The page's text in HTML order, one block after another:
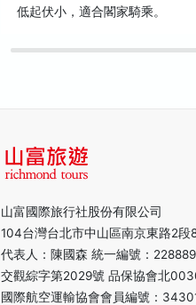
低起伏小，適合閣家騎乘。
山富國際旅行社股份有限公司
104台灣台北市中山區南京東路2段
代表人：陳國森 統一編號：
交觀綜字第2029號 品保協會北
國際航空運輸協會會員編號：